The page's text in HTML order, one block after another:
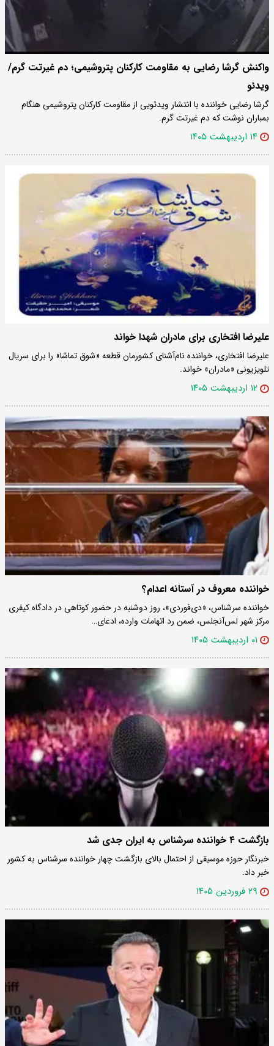
واکنش گرشا رضایی به مقاومت کارکنان پتروشیمی؛ دم غیرتت گرم/
ویدئو
گرشا رضایی خواننده با انتشار ویدئویی از مقاومت کارکنان پتروشیمی هنگام
بمباران نوشت که دم غیرتت گرم.
۱۴ اردیبهشت ۱۴۰۵
علیرضا افتخاری برای مادران شهدا خواند
علیرضا افتخاری، خواننده نام‌آشنای کشورمان قطعه «شوق تماشا» را برای سریال
تلویزیونی «مادران» خواند.
۱۲ اردیبهشت ۱۴۰۵
خواننده معروف در آستانه اعدام؟
خواننده سرشناس، «دی‌فوردی»، روز دوشنبه در حضور کوتاهی در دادگاه کیفری
مرکز شهر لس‌آنجلس، ضمن رد اتهامات وارده، ادعای…
۰۱ اردیبهشت ۱۴۰۵
بازگشت ۴ خواننده سرشناس به ایران جدی شد
خبرنگار حوزه موسیقی از احتمال بالای بازگشت چهار خواننده سرشناس به کشور
خبر داد.
۲۹ فروردین ۱۴۰۵